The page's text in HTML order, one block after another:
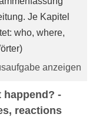
Je Kapitel
who, where,
anzeigen
happend? -
reactions